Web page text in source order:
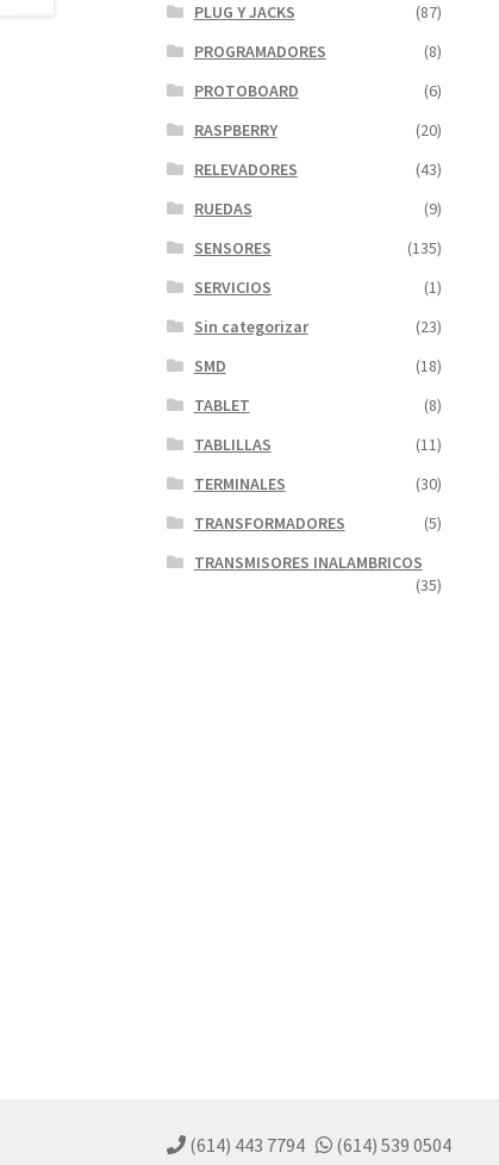
PLUG Y JACKS
(87)
PROGRAMADORES
(8)
PROTOBOARD
(6)
RASPBERRY
(20)
RELEVADORES
(43)
RUEDAS
(9)
SENSORES
(135)
SERVICIOS
(1)
Sin categorizar
(23)
SMD
(18)
TABLET
(8)
TABLILLAS
(11)
TERMINALES
(30)
TRANSFORMADORES
(5)
TRANSMISORES INALAMBRICOS
(35)
(614) 443 7794
(614) 539 0504